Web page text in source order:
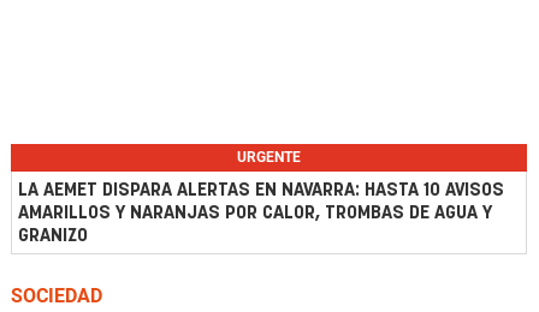
URGENTE
LA AEMET DISPARA ALERTAS EN NAVARRA: HASTA 10 AVISOS
AMARILLOS Y NARANJAS POR CALOR, TROMBAS DE AGUA Y
GRANIZO
SOCIEDAD